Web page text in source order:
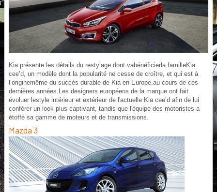
Kia présente les détails du restylage dont vabénéficierla familleKia
cee’d, un modèle dont la popularité ne cesse de croître, et qui est à
l’originemême du succès durable de Kia en Europe,au cours de ces
dernières années.Les designers européens de la marque ont fait
évoluer lestyle intérieur et extérieur de l'actuelle Kia cee’d afin de lui
conférer un look plus captivant, tandis que l'équipe des motoristes a
étoffé sa gamme de moteurs et de transmissions.
Mazda 3